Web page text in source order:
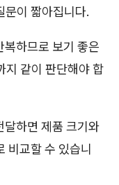
문이 짧아집니다.
하므로 보기 좋은
지 같이 판단해야 합
달하면 제품 크기와
비교할 수 있습니